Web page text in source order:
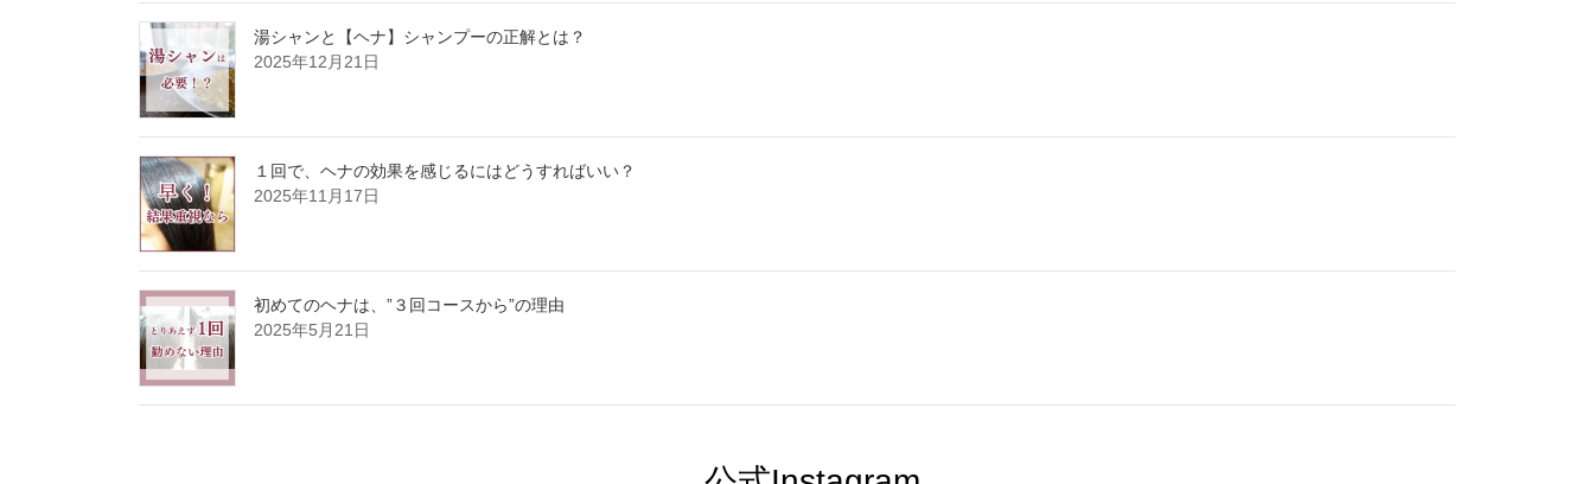
湯シャンと【ヘナ】シャンプーの正解とは？
2025年12月21日
１回で、ヘナの効果を感じるにはどうすればいい？
2025年11月17日
初めてのヘナは、”３回コースから”の理由
2025年5月21日